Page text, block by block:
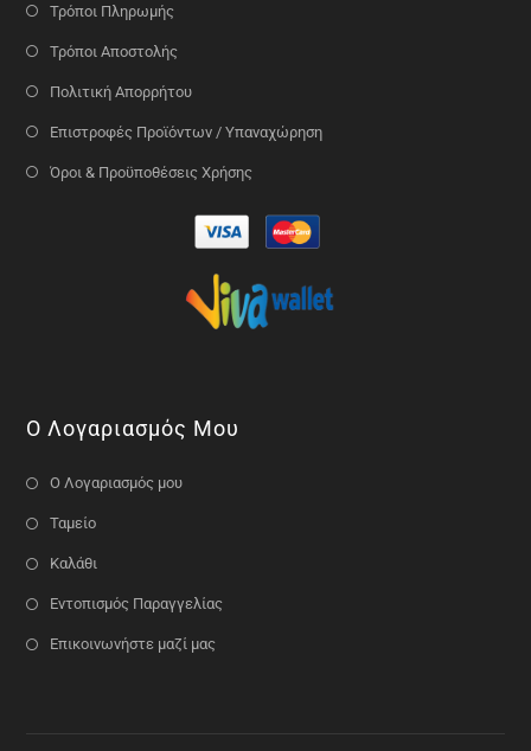
Τρόποι Πληρωμής
Τρόποι Αποστολής
Πολιτική Απορρήτου
Επιστροφές Προϊόντων / Υπαναχώρηση
Όροι & Προϋποθέσεις Χρήσης
Ο Λογαριασμός Μου
Ο Λογαριασμός μου
Ταμείο
Καλάθι
Εντοπισμός Παραγγελίας
Επικοινωνήστε μαζί μας